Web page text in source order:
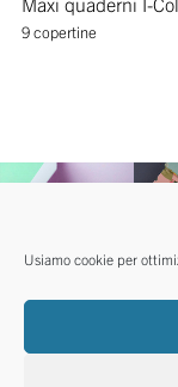
Usiamo cookie per
9 copertine